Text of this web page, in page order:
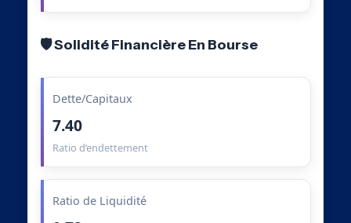
🛡️ Solidité Financière En Bourse
Dette/Capitaux
7.40
Ratio d’endettement
Ratio de Liquidité